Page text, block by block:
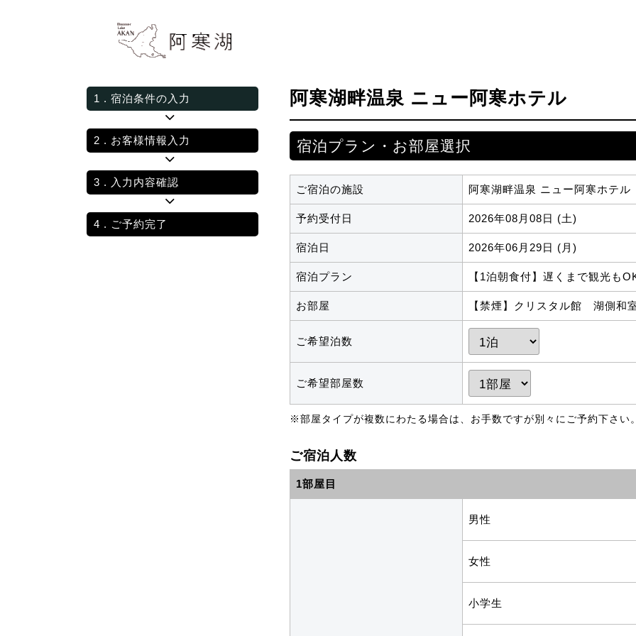
1 . 宿泊条件の入力
2 . お客様情報入力
3 . 入力内容確認
4 . ご予約完了
阿寒湖畔温泉 ニュー阿寒ホテル
宿泊プラン・お部屋選択
ご宿泊の施設 阿寒湖畔温泉 ニュー阿寒ホテル
予約受付日 2026年08月08日 (土)
宿泊日 2026年06月29日 (月)
宿泊プラン 【1泊朝食付】遅くまで観光も
お部屋 【禁煙】クリスタル館 湖側和
ご希望泊数
ご希望部屋数
※部屋タイプが複数にわたる場合は、お手数ですが別々にご予約下さい
ご宿泊人数
1部屋目
男性
女性
小学生